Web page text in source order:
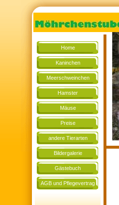
Home
Kaninchen
Meerschweinchen
Hamster
Mäuse
Preise
andere Tierarten
Bildergalerie
Gästebuch
AGB und Pflegevertrag